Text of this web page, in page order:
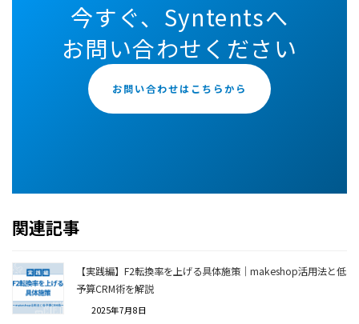
今すぐ、 Syntentsへ
お問い合わせください
お問い合わせはこちらから
関連記事
【実践編】F2転換率を上げる具体施策｜makeshop活用法と低
予算CRM術を解説
2025年7月8日